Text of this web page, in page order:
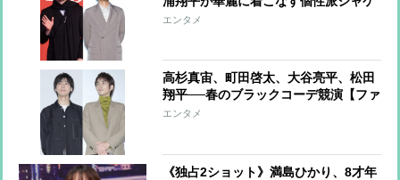
ットスタイル
エンタメ
高杉真宙、町田啓太、大谷亮平、松田
翔平──春のブラックコーデ競演【ファ
ッションチェック】
エンタメ
《独占2ショット》満島ひかり、8才年